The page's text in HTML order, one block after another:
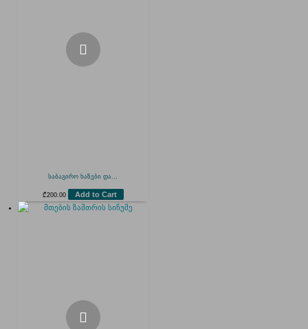
საბაგირო ხაზები და...
₾200.00 Add to Cart